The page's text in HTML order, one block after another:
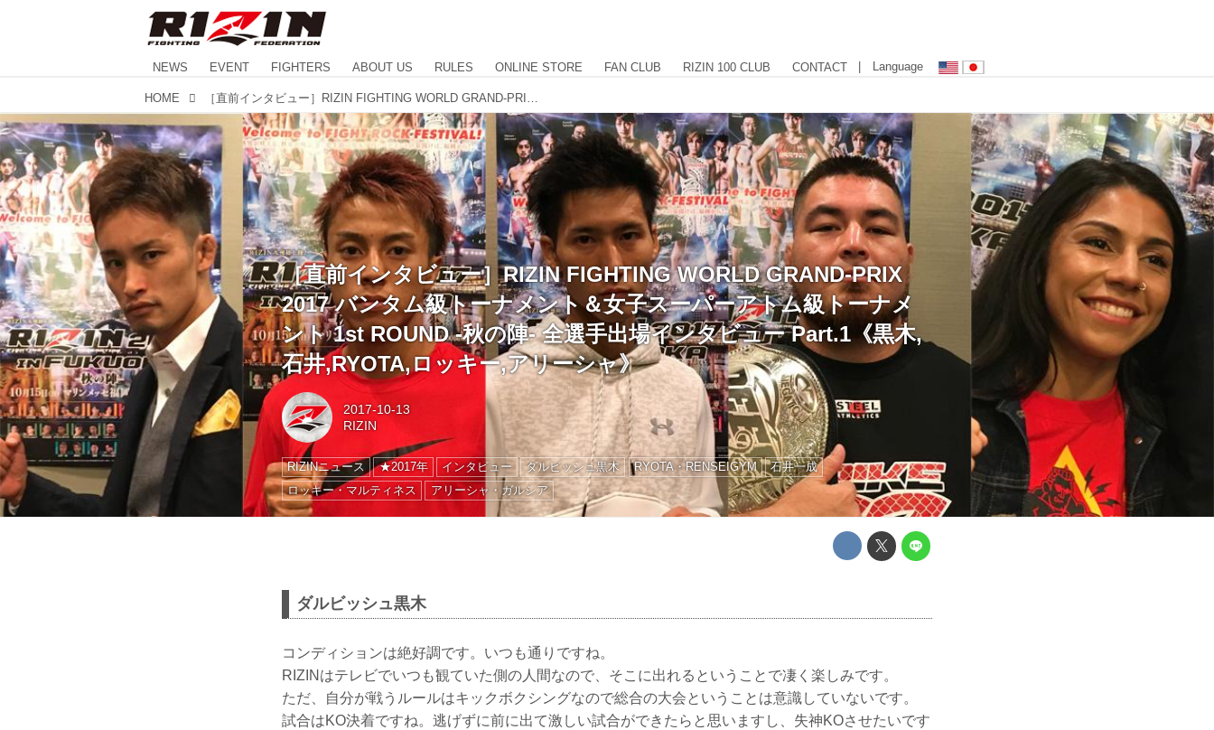
NEWS EVENT FIGHTERS ABOUT US RULES ONLINE STORE FAN CLUB RIZIN 100 CLUB CONTACT | Language
HOME
［直前インタビュー］RIZIN FIGHTING WORLD GRAND-PRIX
2017 バンタム級トーナメント＆女子スーパーアトム級トーナメ
ント 1st ROUND -秋の陣- 全選手出場インタビュー Part.1《黒木,
石井,RYOTA,ロッキー,アリーシャ》
2017-10-13
RIZIN
RIZINニュース ★2017年 インタビュー ダルビッシュ黒木 RYOTA・RENSEIGYM
石井一成
ロッキー・マルティネス
アリーシャ・ガルシア
ダルビッシュ黒木
コンディションは絶好調です。いつも通りですね。
RIZINはテレビでいつも観ていた側の人間なので、そこに出れるということで凄く楽しみです。
ただ、自分が戦うルールはキックボクシングなので総合の大会ということは意識していないです。
試合はKO決着ですね。逃げずに前に出て激しい試合ができたらと思いますし、失神KOさせたいです